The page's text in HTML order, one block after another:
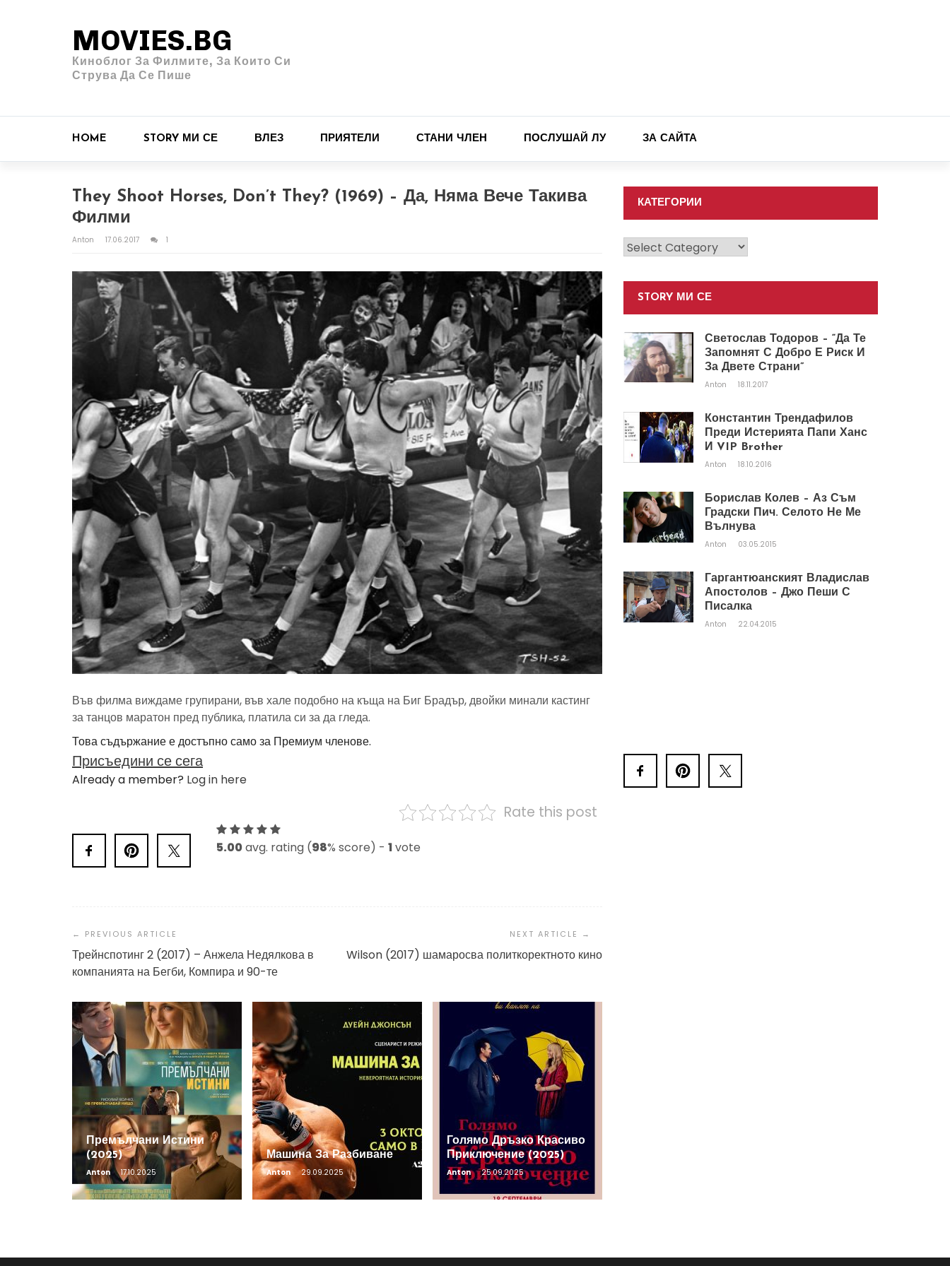
MOVIES.BG
Киноблог За Филмите, За Които Си
Струва Да Се Пише
HOME STORY МИ СЕ ВЛЕЗ ПРИЯТЕЛИ СТАНИ ЧЛЕН ПОСЛУШАЙ ЛУ ЗА САЙТА
They Shoot Horses, Don’t They? (1969) – Да, Няма Вече Такива
Филми
Anton 17.06.2017 1
Във филма виждаме групирани, във хале подобно на къща на Биг Брадър, двойки минали кастинг
за танцов маратон пред публика, платила си за да гледа.
Това съдържание е достъпно само за Премиум членове.
Присъедини се сега
Already a member? Log in here
Rate this post
5.00avg. rating (98% score) - 1vote
Navigation
Трейнспотинг 2 (2017) – Анжела Недялкова в
компанията на Бегби, Компира и 90-те
Wilson (2017) шамаросва политкоректнoто кино
Премълчани Истини
(2025)
Anton 17.10.2025
Машина За Разбиване
Anton 29.09.2025
Голямо Дръзко Красиво
Приключение (2025)
Anton 25.09.2025
КАТЕГОРИИ
Категории
STORY МИ СЕ
Светослав Тодоров – “Да Те
Запомнят С Добро Е Риск И
За Двете Страни”
Anton 18.11.2017
Константин Трендафилов
Преди Истерията Папи Ханс
И VIP Brother
Anton 18.10.2016
Борислав Колев – Аз Съм
Градски Пич. Селото Не Ме
Вълнува
Anton 03.05.2015
Гаргантюанският Владислав
Апостолов – Джо Пеши С
Писалка
Anton 22.04.2015